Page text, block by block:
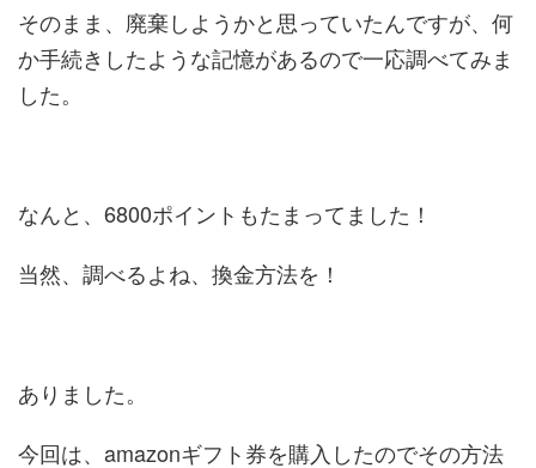
そのまま、廃棄しようかと思っていたんですが、何
か手続きしたような記憶があるので一応調べてみま
した。
なんと、6800ポイントもたまってました！
当然、調べるよね、換金方法を！
ありました。
今回は、amazonギフト券を購入したのでその方法